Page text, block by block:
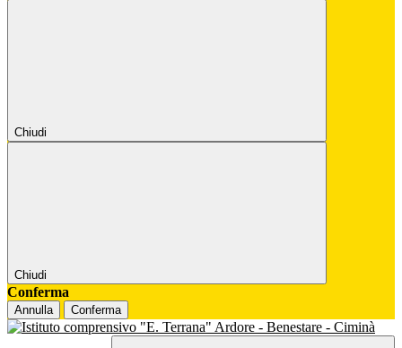
Chiudi
Chiudi
Conferma
Annulla Conferma